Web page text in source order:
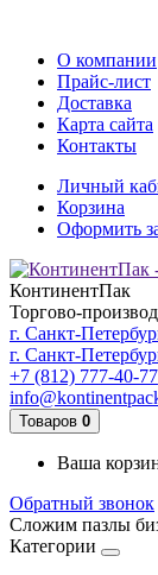
О компании
Прайс-лист
Доставка
Карта сайта
Контакты
Личный
Корзина
Оформить
КонтинентПак
Торгово-
г. Санкт-
г. Санкт-
+7 (812) 777-40-77
Товаров 0
Ваша
Обратный звонок
Сложим пазлы
Категории